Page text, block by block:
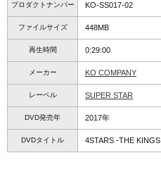
プロダクトナンバー KO-SS017-02
ファイルサイズ 448MB
再生時間 0:29:00
メーカー KO COMPANY
レーベル SUPER STAR
DVD発売年 2017年
DVDタイトル 4STARS -THE